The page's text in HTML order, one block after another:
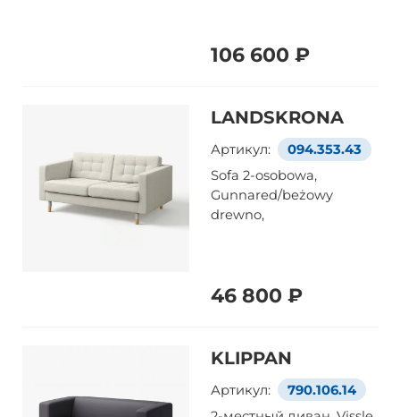
106 600 ₽
LANDSKRONA
Артикул:
094.353.43
Sofa 2-osobowa,
Gunnared/beżowy
drewno,
46 800 ₽
KLIPPAN
Артикул:
790.106.14